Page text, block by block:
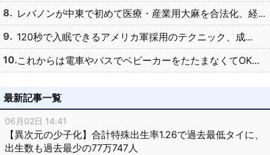
レバノンが中東で初めて医療・産業用大麻を合法化、経...
120秒で入眠できるアメリカ軍採用のテクニック、成...
これからは電車やバスでベビーカーをたたまなくてOK...
最新記事一覧
06月02日 14:41
【異次元の少子化】合計特殊出生率1.26で過去最低タイに、
出生数も過去最少の77万747人